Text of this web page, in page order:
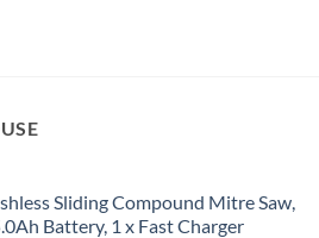
Sliding Compound Mitre Saw,
Battery, 1 x Fast Charger